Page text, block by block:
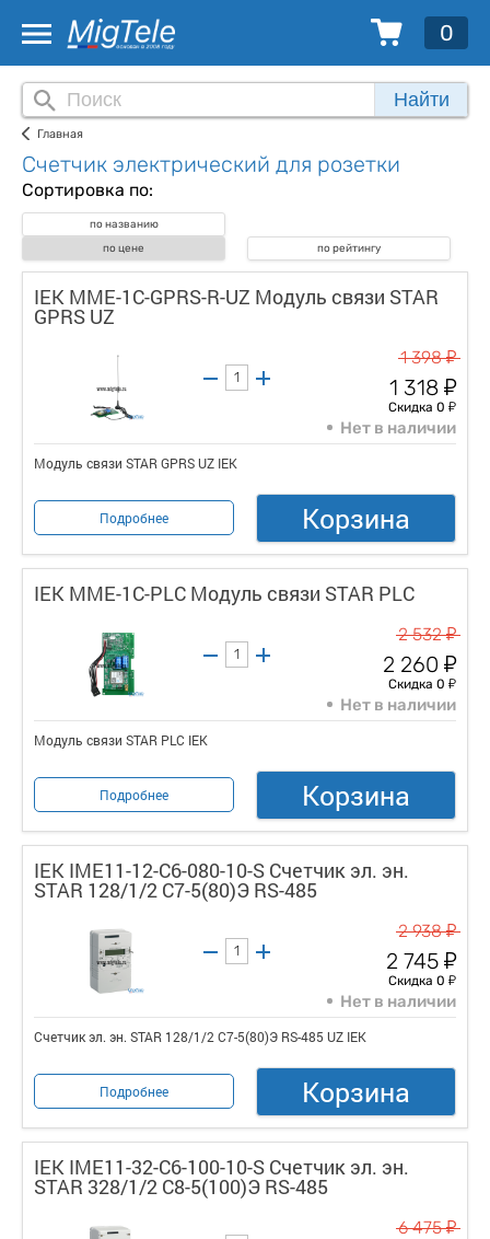
0
Найти
Главная
Счетчик электрический для розетки
Сортировка по:
по названию
по цене
по рейтингу
IEK MME-1C-GPRS-R-UZ Модуль связи STAR
GPRS UZ
1 398у
1 318 у
Скидка 0 у
Нет в наличии
Модуль связи STAR GPRS UZ IEK
Подробнее Корзина
IEK MME-1C-PLC Модуль связи STAR PLC
2 532у
2 260 у
Скидка 0 у
Нет в наличии
Модуль связи STAR PLC IEK
Подробнее Корзина
IEK IME11-12-C6-080-10-S Счетчик эл. эн.
STAR 128/1/2 С7-5(80)Э RS-485
2 938у
2 745 у
Скидка 0 у
Нет в наличии
Счетчик эл. эн. STAR 128/1/2 С7-5(80)Э RS-485 UZ IEK
Подробнее Корзина
IEK IME11-32-C6-100-10-S Счетчик эл. эн.
STAR 328/1/2 С8-5(100)Э RS-485
6 475у